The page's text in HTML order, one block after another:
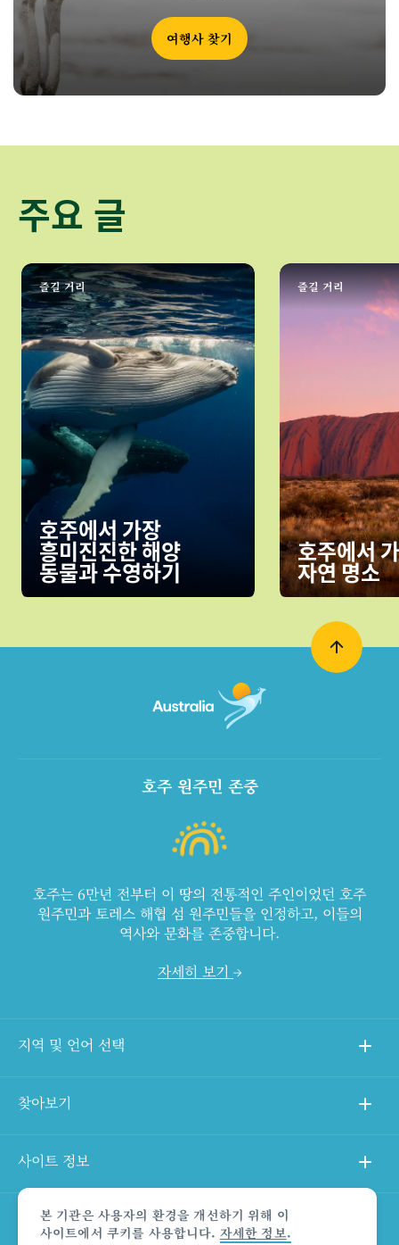
여행사 찾기
주요 글
즐길 거리
호주에서 가장
흥미진진한 해양
동물과 수영하기
즐길 거리
호주에서
자연 명소
본 기관은 사용자의 환경을 개선하기 위해 이
사이트에서 쿠키를 사용합니다. 자세한 정보.
호주 원주민 존중
호주는 6만년 전부터 이 땅의 전통적인 주인이었던 호주
원주민과 토레스 해협 섬 원주민들을 인정하고, 이들의
역사와 문화를 존중합니다.
자세히 보기
지역 및 언어 선택
찾아보기
사이트 정보
다른 사이트